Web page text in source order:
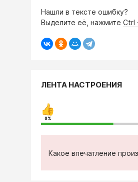
Нашли в тексте ошибку?
Выделите её, нажмите Ctrl
ЛЕНТА НАСТРОЕНИЯ
0%
Какое впечатление